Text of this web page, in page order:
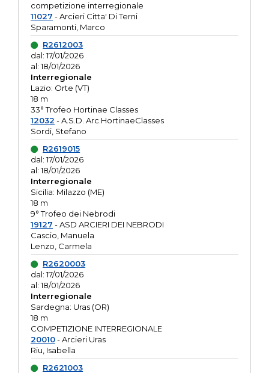
competizione interregionale
11027 - Arcieri Citta' Di Terni
Sparamonti, Marco
R2612003
dal: 17/01/2026
al: 18/01/2026
Interregionale
Lazio: Orte (VT)
18 m
33° Trofeo Hortinae Classes
12032 - A.S.D. Arc.HortinaeClasses
Sordi, Stefano
R2619015
dal: 17/01/2026
al: 18/01/2026
Interregionale
Sicilia: Milazzo (ME)
18 m
9° Trofeo dei Nebrodi
19127 - ASD ARCIERI DEI NEBRODI
Cascio, Manuela
Lenzo, Carmela
R2620003
dal: 17/01/2026
al: 18/01/2026
Interregionale
Sardegna: Uras (OR)
18 m
COMPETIZIONE INTERREGIONALE
20010- Arcieri Uras
Riu, Isabella
R2621003